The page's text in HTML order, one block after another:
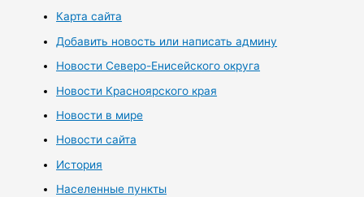
Карта сайта
Добавить новость или написать админу
Новости Северо-Енисейского округа
Новости Красноярского края
Новости в мире
Новости сайта
История
Населенные пункты